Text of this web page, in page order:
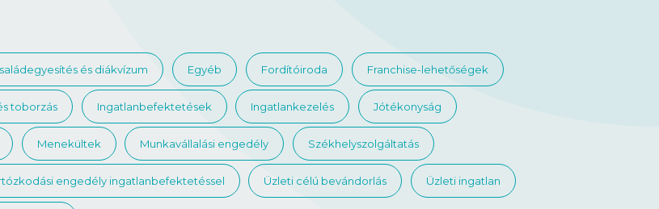
és diákvízum Egyéb Fordítóiroda Franchise-lehetőségek
toborzás Ingatlanbefektetések Ingatlankezelés Jótékonyság
Menekültek Munkavállalási engedély Székhelyszolgáltatás
engedély ingatlanbefektetéssel Üzleti célú bevándorlás Üzleti ingatlan